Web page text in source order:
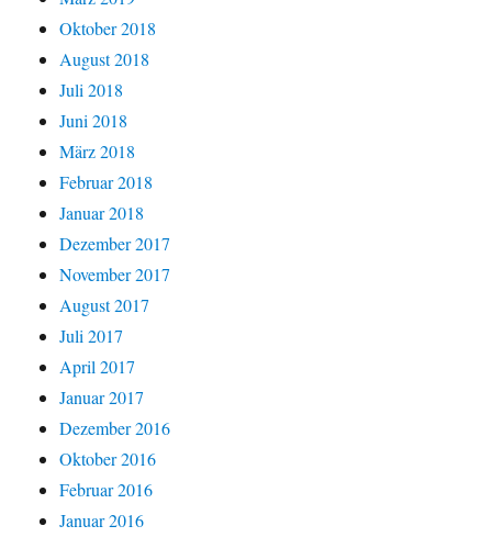
Oktober 2018
August 2018
Juli 2018
Juni 2018
März 2018
Februar 2018
Januar 2018
Dezember 2017
November 2017
August 2017
Juli 2017
April 2017
Januar 2017
Dezember 2016
Oktober 2016
Februar 2016
Januar 2016